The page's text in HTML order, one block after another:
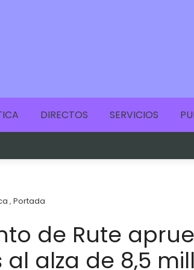
DIRECTOS SERVICIOS
, Portada
de Rute
alza de 8,5